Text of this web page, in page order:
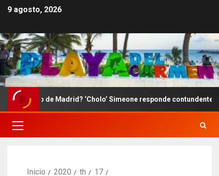
9 agosto, 2026
de Madrid? ‘Cholo’ Simeone responde contundente sobre el
Inicio 2020 th
17